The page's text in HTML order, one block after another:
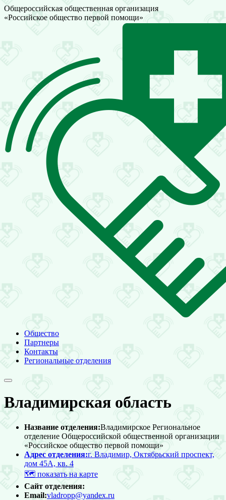
Общероссийская общественная организация
«Российское общество первой помощи»
Общество
Партнеры
Контакты
Региональные отделения
Владимирская область
Название отделения:Владимирское Региональное
отделение Общероссийской общественной организации
«Российское общество первой помощи»
Адрес отделения:г. Владимир, Октябрьский проспект,
дом 45А, кв. 4
🗺 показать на карте
Сайт отделения:
Email:vladropp@yandex.ru